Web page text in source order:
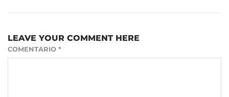
LEAVE YOUR COMMENT HERE
COMENTARIO *